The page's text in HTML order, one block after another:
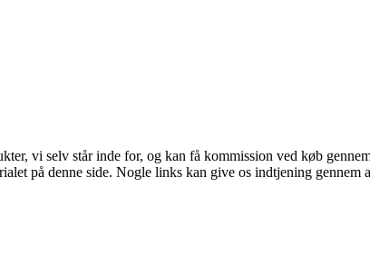
vi selv står inde for, og kan få kommission ved køb
på denne side. Nogle links kan give os indtjening